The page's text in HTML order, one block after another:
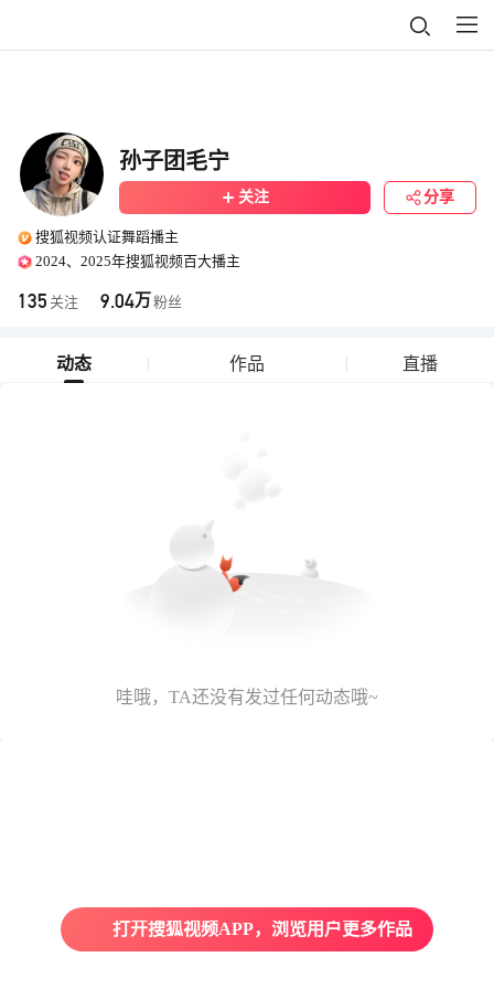
孙子团毛宁
关注 分享
搜狐视频认证舞蹈播主
2024、2025年搜狐视频百大播主
135 关注 9.04万 粉丝
动态 作品 直播
哇哦，TA还没有发过任何动态哦~
打开搜狐视频APP，浏览用户更多作品